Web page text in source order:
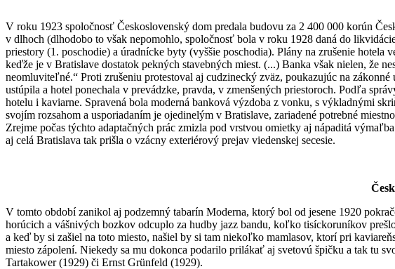
V roku 1923 spoločnosť Československý dom predala budovu za 2 400 000 korún
v dlhoch (dlhodobo to však nepomohlo, spoločnosť bola v roku 1928 daná do
priestory (1. poschodie) a úradnícke byty (vyššie poschodia). Plány na zrušenie
keďže je v Bratislave dostatok pekných stavebných miest. (...) Banka však nielen, že
neomluviteľné.“ Proti zrušeniu protestoval aj cudzinecký zväz, poukazujúc na
ustúpila a hotel ponechala v prevádzke, pravda, v zmenšených priestoroch. Podľa
hotelu i kaviarne. Spravená bola moderná banková výzdoba z vonku, s výkladnými
svojím rozsahom a usporiadaním je ojedinelým v Bratislave, zariadené potrebné
Zrejme počas týchto adaptačných prác zmizla pod vrstvou omietky aj nápaditá
aj celá Bratislava tak prišla o vzácny exteriérový prejav viedenskej secesie.
V tomto období zanikol aj podzemný tabarín Moderna, ktorý bol od jesene 1920
horúcich a vášnivých bozkov odcuplo za hudby jazz bandu, koľko tisíckoruníkov
a keď by si zašiel na toto miesto, našiel by si tam niekoľko mamlasov, ktorí pri
miesto zápolení. Niekedy sa mu dokonca podarilo prilákať aj svetovú špičku a tak tu
Tartakower (1929) či Ernst Grünfeld (1929).